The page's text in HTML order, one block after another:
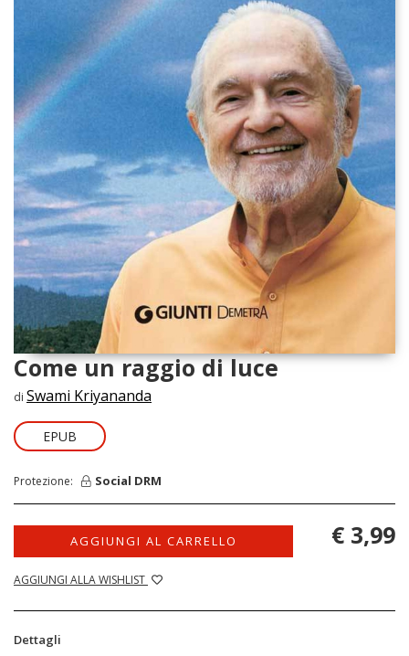
Come un raggio di luce
di Swami Kriyananda
EPUB
Protezione: Social DRM
AGGIUNGI AL CARRELLO
AGGIUNGI ALLA WISHLIST
€ 3,99
Dettagli